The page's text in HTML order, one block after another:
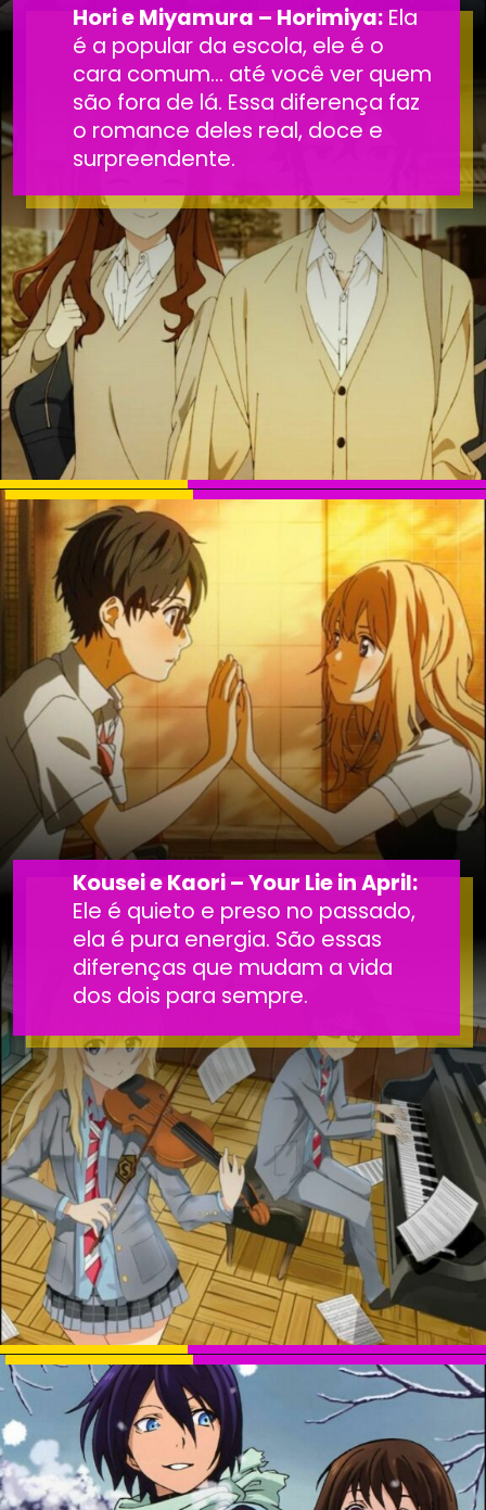
Hori e Miyamura – Horimiya: Ela
é a popular da escola, ele é o
cara comum… até você ver quem
são fora de lá. Essa diferença faz
o romance deles real, doce e
surpreendente.
Kousei e Kaori – Your Lie in April:
Ele é quieto e preso no passado,
ela é pura energia. São essas
diferenças que mudam a vida
dos dois para sempre.